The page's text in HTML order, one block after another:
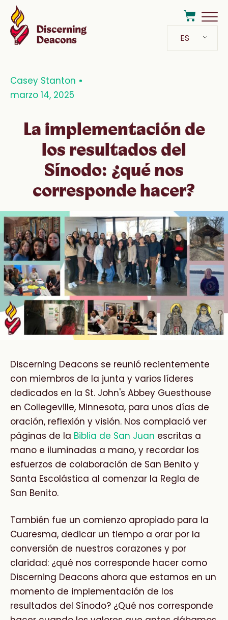
ES
Casey Stanton
marzo 14, 2025
La implementación de
los resultados del
Sínodo: ¿qué nos
corresponde hacer?
Discerning Deacons se reunió recientemente
con miembros de la junta y varios líderes
dedicados en la St. John's Abbey Guesthouse
en Collegeville, Minnesota, para unos días de
oración, reflexión y visión. Nos complació ver
páginas de la Biblia de San Juan escritas a
mano e iluminadas a mano, y recordar los
esfuerzos de colaboración de San Benito y
Santa Escolástica al comenzar la Regla de
San Benito.
También fue un comienzo apropiado para la
Cuaresma, dedicar un tiempo a orar por la
conversión de nuestros corazones y por
claridad: ¿qué nos corresponde hacer como
Discerning Deacons ahora que estamos en un
momento de implementación de los
resultados del Sínodo? ¿Qué nos corresponde